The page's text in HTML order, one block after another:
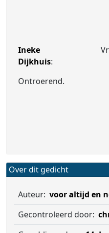
Ineke
Dijkhuis:
Ontroerend.
Over dit gedicht
Auteur: voor altijd en
Gecontroleerd door: